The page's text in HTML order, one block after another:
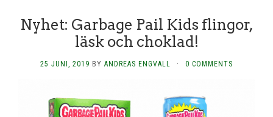
Nyhet: Garbage Pail Kids flingor,
läsk och choklad!
25 JUNI, 2019 BY ANDREAS ENGVALL · 0 COMMENTS